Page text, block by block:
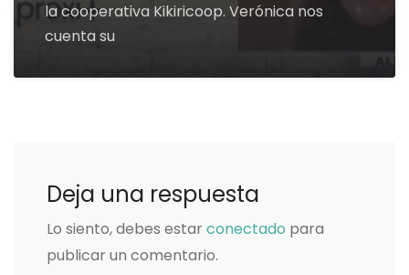
la cooperativa Kikiricoop. Verónica nos
cuenta su
Deja una respuesta
Lo siento, debes estar conectado para
publicar un comentario.